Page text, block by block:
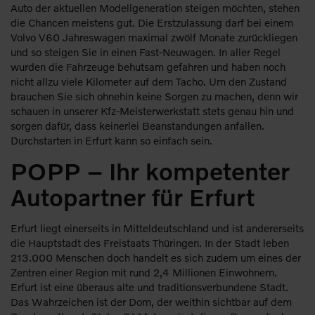
Auto der aktuellen Modellgeneration steigen möchten, stehen
die Chancen meistens gut. Die Erstzulassung darf bei einem
Volvo V60 Jahreswagen maximal zwölf Monate zurückliegen
und so steigen Sie in einen Fast-Neuwagen. In aller Regel
wurden die Fahrzeuge behutsam gefahren und haben noch
nicht allzu viele Kilometer auf dem Tacho. Um den Zustand
brauchen Sie sich ohnehin keine Sorgen zu machen, denn wir
schauen in unserer Kfz-Meisterwerkstatt stets genau hin und
sorgen dafür, dass keinerlei Beanstandungen anfallen.
Durchstarten in Erfurt kann so einfach sein.
POPP – Ihr kompetenter
Autopartner für Erfurt
Erfurt liegt einerseits in Mitteldeutschland und ist andererseits
die Hauptstadt des Freistaats Thüringen. In der Stadt leben
213.000 Menschen doch handelt es sich zudem um eines der
Zentren einer Region mit rund 2,4 Millionen Einwohnern.
Erfurt ist eine überaus alte und traditionsverbundene Stadt.
Das Wahrzeichen ist der Dom, der weithin sichtbar auf dem